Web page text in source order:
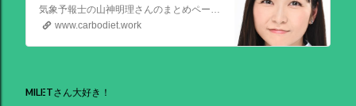
気象予報士の山神明理さんのまとめページを作成しました。情報があればこれからも更新します。 #山上明理 さんではありません、#山神明理 さんです。 #山神さんロス #気象予報士 #防災士 #山上あかり #DayDay
www.carbodiet.work
MILETさん大好き！